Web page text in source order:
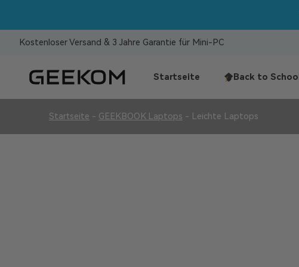
Kostenloser Versand & 3 Jahre Garantie für Mini-PC
Startseite Back to School
Startseite - GEEKBOOK Laptops - Leichte Laptops